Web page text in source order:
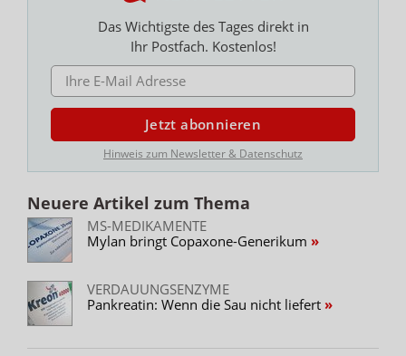
Das Wichtigste des Tages direkt in
Ihr Postfach. Kostenlos!
E-MAIL ADRESSE
Jetzt abonnieren
Hinweis zum Newsletter & Datenschutz
Neuere Artikel zum Thema
MS-MEDIKAMENTE
Mylan bringt Copaxone-Generikum
VERDAUUNGSENZYME
Pankreatin: Wenn die Sau nicht liefert